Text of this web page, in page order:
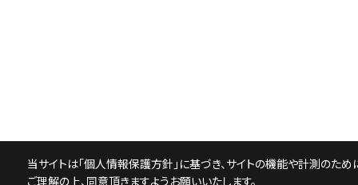
当サイトは「個人情報保護方針 」に基づき、サイトの機能や計測のた
ご理解の上、同意頂きますようお願いいたします。